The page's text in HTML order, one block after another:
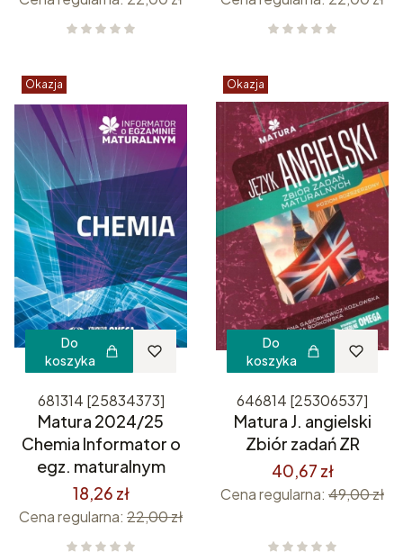
Okazja
Do
koszyka
681314 [25834373]
Matura 2024/25
Chemia Informator o
egz. maturalnym
18,26 zł
Cena regularna: 22,00 zł
Okazja
Do
koszyka
646814 [25306537]
Matura J. angielski
Zbiór zadań ZR
40,67 zł
Cena regularna: 49,00 zł